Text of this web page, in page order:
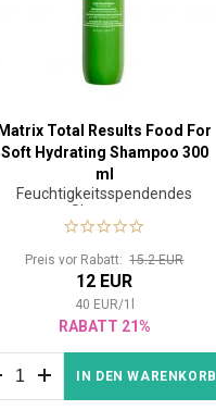
Matrix Total Results Food For
Soft Hydrating Shampoo 300
ml
Feuchtigkeitsspendendes
Shampoo
Preis vor Rabatt:15.2 EUR
12 EUR
40 EUR/1
RABATT 21%
IN DEN WARENKORB